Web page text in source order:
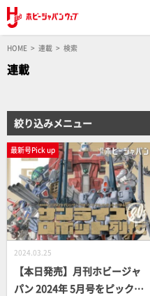
HOME 連載 検索
連載
絞り込みメニュー
最新号Pick up
2024.03.25
【本日発売】月刊ホビージャ
パン 2024年 5月号をピックア